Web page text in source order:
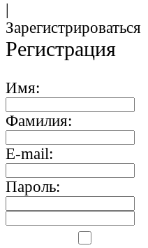
|
Зарегистрироваться
Регистрация
Имя:
Фамилия:
E-mail:
Пароль: